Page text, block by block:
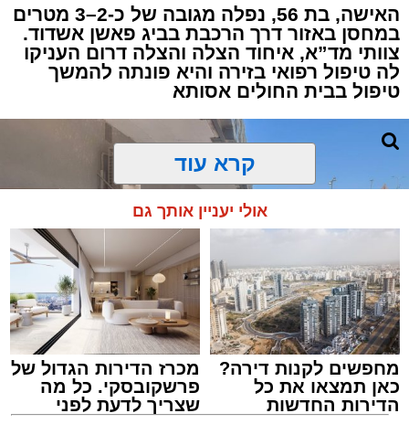
להפסקת פעילות ליבו.
למקום הוזעקו מיד צוותי רפואה ומתנדבים של
ארגון "איחוד הצלה". החובשים והפרמדיקים
הכרה, ופתחו מיידית בפעולות החייאה מתקדמות,
הכוללות עיסויי לב ושימוש במפעם (דפיברילטור).
בזכות התושייה והפעילות המהירה והמקצועית של
הצוותים בשטח, ליבו של הגבר שב לפעום.
לאחר ייצוב מצבו הראשוני, הוא פונה באמבולנס
לבית חולים להמשך קבלת טיפול רפואי כשמצבו
מוגדר יציב.
מעוניינים להגיב? לדווח ? צרו איתנו קשר במייל -
ASHDODS@ISNET.CO.IL
האישה, בת 56, נפלה מגובה של כ-2–3 מטרים
במחסן באזור דרך הרכבת בביג פאשן אשדוד.
צוותי מד”א, איחוד הצלה והצלה דרום העניקו
לה טיפול רפואי בזירה והיא פונתה להמשך
טיפול בבית החולים אסותא
קרא עוד
אולי יעניין אותך גם
מחפשים לקנות דירה?
כאן תמצאו את כל
הדירות החדשות
מכרז הדירות הגדול של
פרשקובסקי. כל מה
שצריך לדעת לפני